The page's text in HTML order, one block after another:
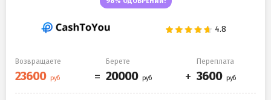
Возвращаете Берете Переплата